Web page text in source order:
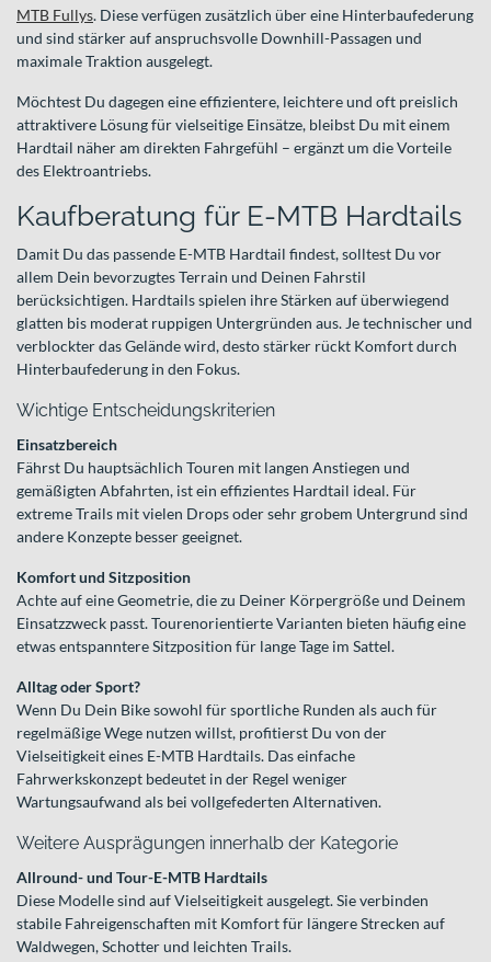
MTB Fullys. Diese verfügen zusätzlich über eine Hinterbaufederung
und sind stärker auf anspruchsvolle Downhill-Passagen und
maximale Traktion ausgelegt.
Möchtest Du dagegen eine effizientere, leichtere und oft preislich
attraktivere Lösung für vielseitige Einsätze, bleibst Du mit einem
Hardtail näher am direkten Fahrgefühl – ergänzt um die Vorteile
des Elektroantriebs.
Kaufberatung für E-MTB Hardtails
Damit Du das passende E-MTB Hardtail findest, solltest Du vor
allem Dein bevorzugtes Terrain und Deinen Fahrstil
berücksichtigen. Hardtails spielen ihre Stärken auf überwiegend
glatten bis moderat ruppigen Untergründen aus. Je technischer und
verblockter das Gelände wird, desto stärker rückt Komfort durch
Hinterbaufederung in den Fokus.
Wichtige Entscheidungskriterien
Einsatzbereich
Fährst Du hauptsächlich Touren mit langen Anstiegen und
gemäßigten Abfahrten, ist ein effizientes Hardtail ideal. Für
extreme Trails mit vielen Drops oder sehr grobem Untergrund sind
andere Konzepte besser geeignet.
Komfort und Sitzposition
Achte auf eine Geometrie, die zu Deiner Körpergröße und Deinem
Einsatzzweck passt. Tourenorientierte Varianten bieten häufig eine
etwas entspanntere Sitzposition für lange Tage im Sattel.
Alltag oder Sport?
Wenn Du Dein Bike sowohl für sportliche Runden als auch für
regelmäßige Wege nutzen willst, profitierst Du von der
Vielseitigkeit eines E-MTB Hardtails. Das einfache
Fahrwerkskonzept bedeutet in der Regel weniger
Wartungsaufwand als bei vollgefederten Alternativen.
Weitere Ausprägungen innerhalb der Kategorie
Allround- und Tour-E-MTB Hardtails
Diese Modelle sind auf Vielseitigkeit ausgelegt. Sie verbinden
stabile Fahreigenschaften mit Komfort für längere Strecken auf
Waldwegen, Schotter und leichten Trails.